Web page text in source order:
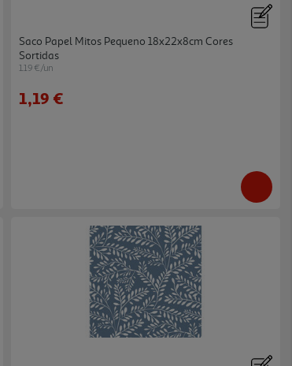
Saco Papel Mitos Pequeno 18x22x8cm Cores
Sortidas
1.19 €/un
1,19 €